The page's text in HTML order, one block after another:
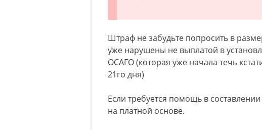
Штраф не забудьте попросить в
уже нарушены не выплатой в
ОСАГО (которая уже начала течь
21го дня)
Если требуется помощь в
на платной основе.